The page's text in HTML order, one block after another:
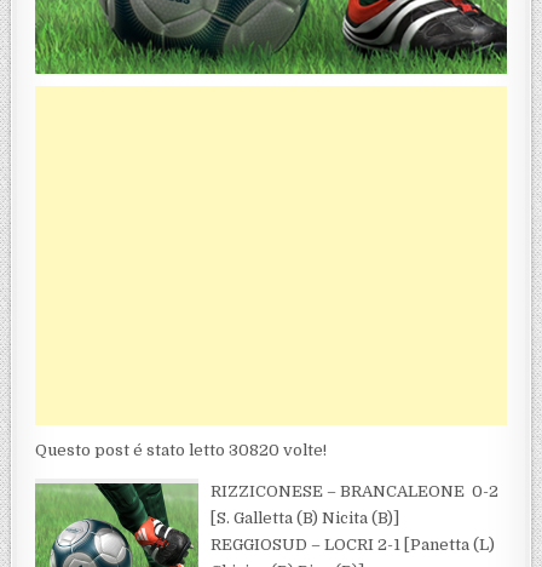
Questo post é stato letto 30820 volte!
RIZZICONESE – BRANCALEONE 0-2
[S. Galletta (B) Nicita (B)]
REGGIOSUD – LOCRI 2-1 [Panetta (L)